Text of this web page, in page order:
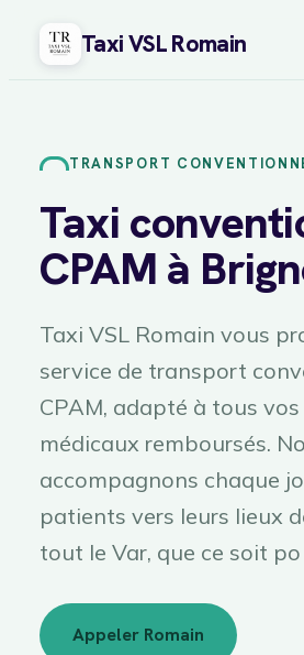
Taxi VSL Romain
TRANSPORT
Taxi
CPAM à
Taxi VSL Romain vous
service de transport
CPAM, adapté à tous
médicaux remboursés.
accompagnons chaque
patients vers leurs lieux
tout le Var, que ce soit po
Appeler Romain